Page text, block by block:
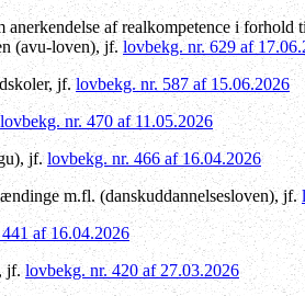
af realkompetence i
(avu-loven), jf.lovbekg. nr. 629 af
jf.lovbekg. nr. 587 af 15.06.2026
lovbekg. nr. 470 af 11.05.2026
jf.lovbekg. nr. 466 af 16.04.2026
m.fl. (danskuddannelsesloven), jf.
af 16.04.2026
jf.lovbekg. nr. 420 af 27.03.2026